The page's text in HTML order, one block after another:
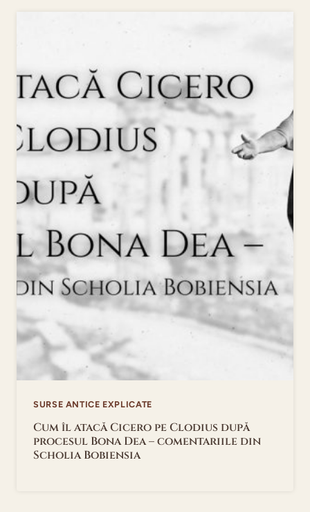
SURSE ANTICE EXPLICATE
Cum îl atacă Cicero pe Clodius după
procesul Bona Dea – comentariile din
Scholia Bobiensia